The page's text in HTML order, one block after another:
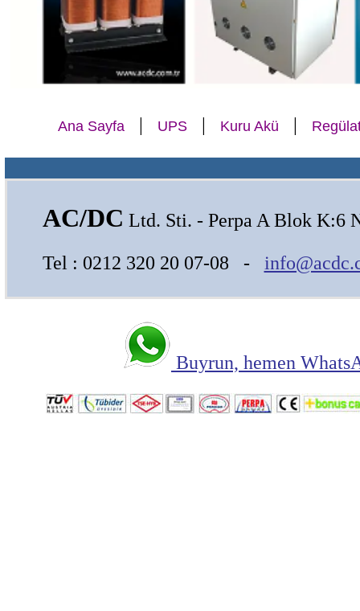
Ana Sayfa| UPS| Kuru Akü |
AC/DC Ltd. Sti. - Perpa A Blok K:6
Tel : 0212 320 20 07-08 -
Buyrun, hemen